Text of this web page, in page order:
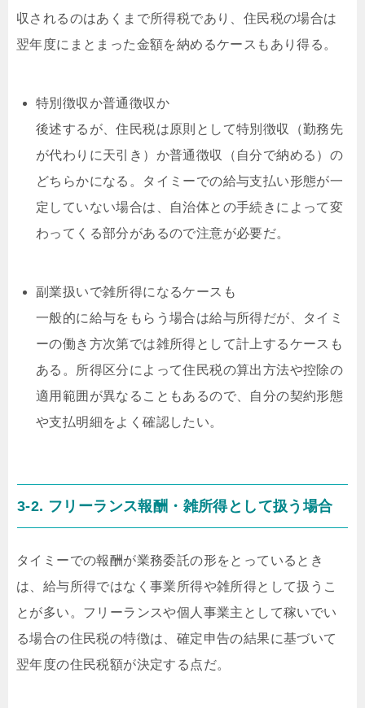
収されるのはあくまで所得税であり、住民税の場合は
翌年度にまとまった金額を納めるケースもあり得る。
特別徴収か普通徴収か
後述するが、住民税は原則として特別徴収（勤務先
が代わりに天引き）か普通徴収（自分で納める）の
どちらかになる。タイミーでの給与支払い形態が一
定していない場合は、自治体との手続きによって変
わってくる部分があるので注意が必要だ。
副業扱いで雑所得になるケースも
一般的に給与をもらう場合は給与所得だが、タイミ
ーの働き方次第では雑所得として計上するケースも
ある。所得区分によって住民税の算出方法や控除の
適用範囲が異なることもあるので、自分の契約形態
や支払明細をよく確認したい。
3-2. フリーランス報酬・雑所得として扱う場合
タイミーでの報酬が業務委託の形をとっているとき
は、給与所得ではなく事業所得や雑所得として扱うこ
とが多い。フリーランスや個人事業主として稼いでい
る場合の住民税の特徴は、確定申告の結果に基づいて
翌年度の住民税額が決定する点だ。